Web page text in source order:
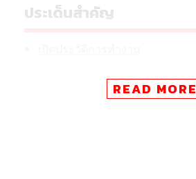
ประเด็นสำคัญ
READ MORE